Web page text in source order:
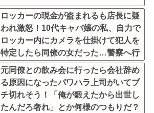
ロッカーの現金が盗まれるも店長に疑
われ激怒！10代キャバ嬢の私、自力で
ロッカー内にカメラを仕掛けて犯人を
特定したら同僚の女だった…警察へ行
くと言って止められ、加害者に泣かれ
ながら大揉めして・・・
元同僚との飲み会に行ったら会社辞め
る原因になったパワハラ上司がいてブ
チ切れそう！「俺が鍛えたから出世し
たんだろ奢れ」とか何様のつもりだ？